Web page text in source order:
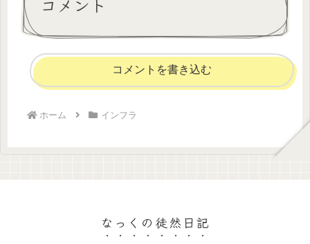
コメントを書き込む
ホーム インフラ
なっくの徒然日記